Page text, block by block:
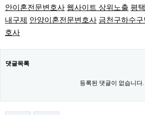
안이혼전문변호사 웹사이트 상위노출 평
내구제
안양이혼전문변호사 금천구하수구
호사
댓글목록
등록된 댓글이 없습니다.